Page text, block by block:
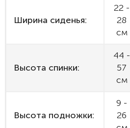
Ширина сиденья:
22 -
28
см
Высота спинки:
44 -
57
см
Высота подножки:
9 -
26